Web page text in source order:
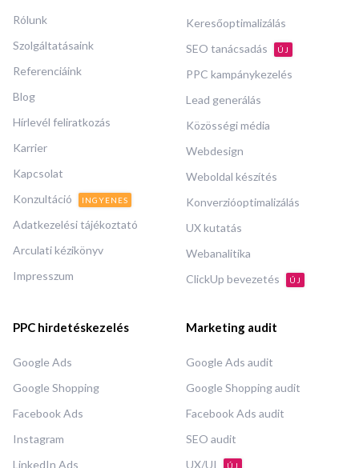
Rólunk
Szolgáltatásaink
Referenciáink
Blog
Hírlevél feliratkozás
Karrier
Kapcsolat
Konzultáció
INGYENES
Adatkezelési tájékoztató
Arculati kézikönyv
Impresszum
Keresőoptimalizálás
SEO tanácsadás
ÚJ
PPC kampánykezelés
Lead generálás
Közösségi média
Webdesign
Weboldal készítés
Konverzióoptimalizálás
UX kutatás
Webanalitika
ClickUp bevezetés
ÚJ
PPC hirdetéskezelés
Google Ads
Google Shopping
Facebook Ads
Instagram
LinkedIn Ads
Marketing audit
Google Ads audit
Google Shopping audit
Facebook Ads audit
SEO audit
UX/UI
ÚJ